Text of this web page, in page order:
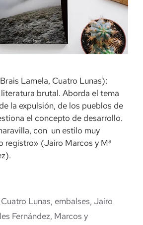
Lamela, Cuatro Lunas):
brutal. Aborda el tema
la expulsión, de los pueblos de
el concepto de desarrollo.
con un estilo muy
registro» (Jairo Marcos y Mª
Cuatro Lunas, embalses,Jairo
Fernández, Marcos y